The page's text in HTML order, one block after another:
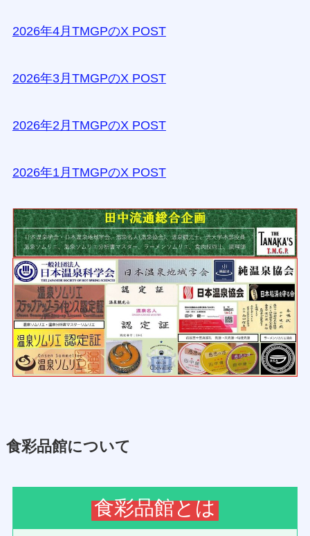
2026年4月TMGPのX POST
2026年3月TMGPのX POST
2026年2月TMGPのX POST
2026年1月TMGPのX POST
食彩品館について
食彩品館とは